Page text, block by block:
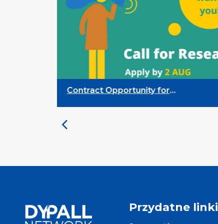
Contract Opportunity for
Monitoring of the Participation
Priority
Przydatne linki